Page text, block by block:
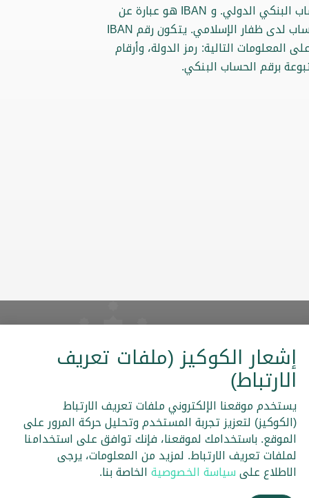
يشير رقم IBAN إلى رقم الحساب البنكي الدولي. و IBAN هو عبارة عن
رقم مميز يُصدر خصيصًا لكل حساب لدى ظفار الإسلامي. يتكون رقم IBAN
تحتوي على المعلومات التالية: رمز الدولة، وأرقام
برقم الحساب البنكي.
الخزينة
القنوات الإلكترونية
ضريبة القيمة المضافة
IBAN
إشعار الكوكيز (ملفات تعريف
الارتباط)
يستخدم موقعنا الإلكتروني ملفات تعريف الارتباط
(الكوكيز) لتعزيز تجربة المستخدم وتحليل حركة المرور على
الموقع. باستخدامك لموقعنا، فإنك توافق على استخدامنا
لملفات تعريف الارتباط. لمزيد من المعلومات، يرجى
الاطلاع على سياسة الخصوصية الخاصة بنا.